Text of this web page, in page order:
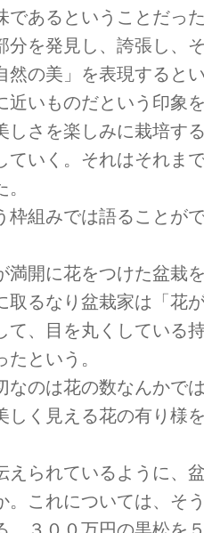
であるということだっ
を発見し、誇張し、
然の美」を表現すると
近いものだという印象
さを楽しみに栽培す
ていく。それはそれま
組みでは語ることが
開に花をつけた盆栽
取るなり盆栽家は「花
て、目を丸くしている
という。
のは花の数なんかで
しく見える花の有り様
られているように、
。これについては、そ